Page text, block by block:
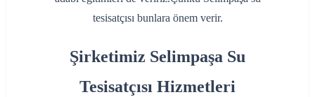
tesisatçısı bunlara önem verir.
Şirketimiz Selimpaşa Su
Tesisatçısı Hizmetleri